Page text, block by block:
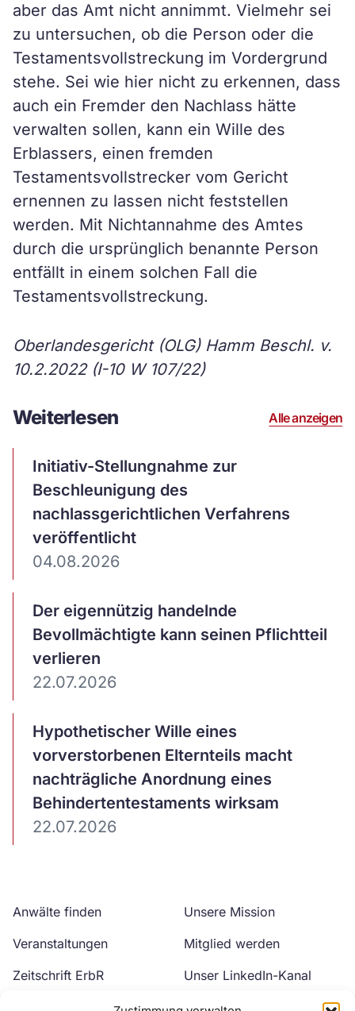
aber das Amt nicht annimmt. Vielmehr sei
zu untersuchen, ob die Person oder die
Testamentsvollstreckung im Vordergrund
stehe. Sei wie hier nicht zu erkennen, dass
auch ein Fremder den Nachlass hätte
verwalten sollen, kann ein Wille des
Erblassers, einen fremden
Testamentsvollstrecker vom Gericht
ernennen zu lassen nicht feststellen
werden. Mit Nichtannahme des Amtes
durch die ursprünglich benannte Person
entfällt in einem solchen Fall die
Testamentsvollstreckung.
Oberlandesgericht (OLG) Hamm Beschl. v.
10.2.2022 (I-10 W 107/22)
Weiterlesen Alle anzeigen
Initiativ-Stellungnahme zur
Beschleunigung des
nachlassgerichtlichen Verfahrens
veröffentlicht
04.08.2026
Artikel
ansehen
Der eigennützig handelnde
Bevollmächtigte kann seinen Pflichtteil
verlieren
22.07.2026
Artikel
ansehen
Hypothetischer Wille eines
vorverstorbenen Elternteils macht
nachträgliche Anordnung eines
Behindertentestaments wirksam
22.07.2026
Artikel
ansehen
Anwälte finden
Veranstaltungen
Zeitschrift ErbR
Unsere Mission
Mitglied werden
Unser LinkedIn-Kanal
Unser YouTube-Kanal